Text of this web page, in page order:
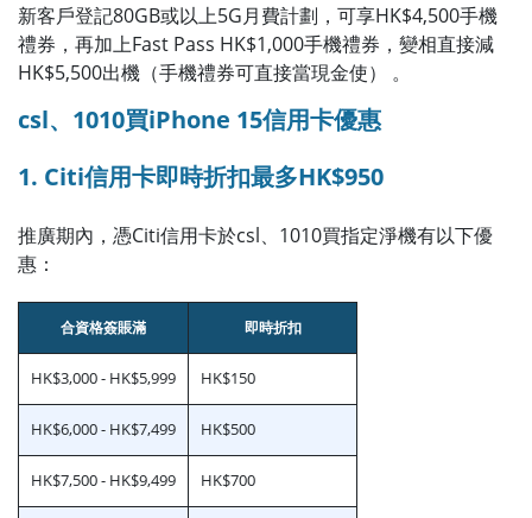
新客戶登記80GB或以上5G月費計劃，可享HK$4,500手機
禮券，再加上Fast Pass HK$1,000手機禮券，變相直接減
HK$5,500出機（手機禮券可直接當現金使） 。
csl、1010買iPhone 15信用卡優惠
1. Citi信用卡即時折扣最多HK$950
推廣期內，憑Citi信用卡於csl、1010買指定淨機有以下優
惠：
合資格簽賬滿 即時折扣
HK$3,000 - HK$5,999 HK$150
HK$6,000 - HK$7,499 HK$500
HK$7,500 - HK$9,499 HK$700